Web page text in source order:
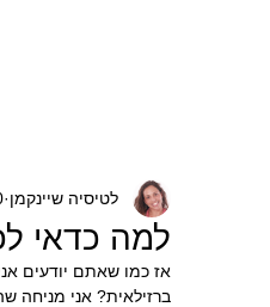
למה כדאי
לטיסיה שיינקמן
ברזילאית? אני מניחה